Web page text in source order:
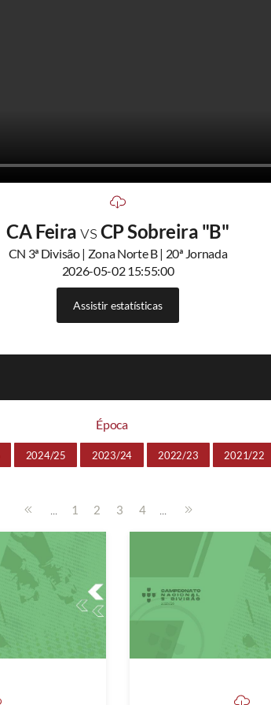
CA FeiravsCP Sobreira "B"
CN 3ª Divisão | Zona Norte B | 20ª Jornada
2026-05-02 15:55:00
Assistir estatísticas
Época
2024/25 2023/24 2022/23 2021/22
... 1 2 3 4 ...